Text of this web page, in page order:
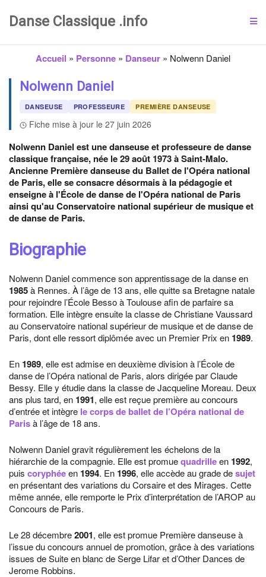
Danse Classique .info
Accueil » Personne » Danseur » Nolwenn Daniel
Nolwenn Daniel
DANSEUSE PROFESSEURE PREMIÈRE DANSEUSE
Fiche mise à jour le 27 juin 2026
Nolwenn Daniel est une danseuse et professeure de danse
classique française, née le 29 août 1973 à Saint-Malo.
Ancienne Première danseuse du Ballet de l'Opéra national
de Paris, elle se consacre désormais à la pédagogie et
enseigne à l'École de danse de l'Opéra national de Paris
ainsi qu'au Conservatoire national supérieur de musique et
de danse de Paris.
Biographie
Nolwenn Daniel commence son apprentissage de la danse en
1985à Rennes. À l’âge de 13 ans, elle quitte sa Bretagne natale
pour rejoindre l’École Besso à Toulouse afin de parfaire sa
formation. Elle intègre ensuite la classe de Christiane Vaussard
au Conservatoire national supérieur de musique et de danse de
Paris, dont elle ressort diplômée avec un Premier Prix en 1989.
En 1989, elle est admise en deuxième division à l’École de
danse de l’Opéra national de Paris, alors dirigée par Claude
Bessy. Elle y étudie dans la classe de Jacqueline Moreau. Deux
ans plus tard, en 1991, elle est reçue première au concours
d’entrée et intègre le corps de ballet de l’Opéra national de
Parisà l’âge de 18 ans.
Nolwenn Daniel gravit régulièrement les échelons de la
hiérarchie de la compagnie. Elle est promuequadrilleen 1992,
puis coryphéeen 1994. En 1996, elle accède au grade desujet
en présentant des variations du Corsaire et des Mirages. Cette
même année, elle remporte le Prix d’interprétation de l’AROP au
Concours de Paris.
Le 28 décembre2001, elle est promue Première danseuse à
l’issue du concours annuel de promotion, grâce à des variations
issues de Suite en blanc de Serge Lifar et d’Other Dances de
Jerome Robbins.